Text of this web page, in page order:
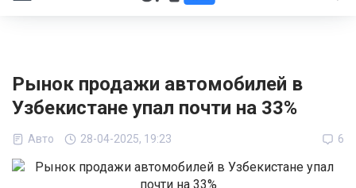
Рынок продажи автомобилей в
Узбекистане упал почти на 33%
Авто 28-04-2025, 19:23 6